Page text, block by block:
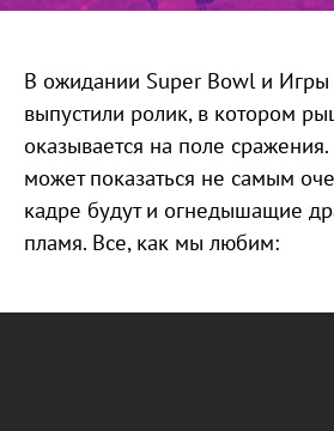
В ожидании Super Bowl и Игры
выпустили ролик, в котором
оказывается на поле
может показаться не самым
кадре будут и огнедышащие
пламя. Все, как мы любим: